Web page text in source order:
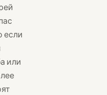
если
или